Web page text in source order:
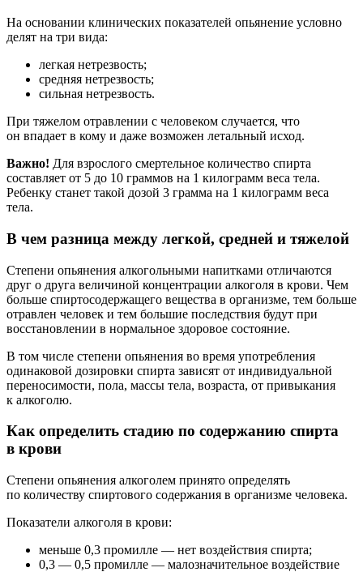
На основании клинических показателей опьянение условно
делят на три вида:
легкая нетрезвость;
средняя нетрезвость;
сильная нетрезвость.
При тяжелом отравлении с человеком случается, что
он впадает в кому и даже возможен летальный исход.
Важно! Для взрослого смертельное количество спирта
составляет от 5 до 10 граммов на 1 килограмм веса тела.
Ребенку станет такой дозой 3 грамма на 1 килограмм веса
тела.
В чем разница между легкой, средней и тяжелой
Степени опьянения алкогольными напитками отличаются
друг о друга величиной концентрации алкоголя в крови. Чем
больше спиртосодержащего вещества в организме, тем больше
отравлен человек и тем большие последствия будут при
восстановлении в нормальное здоровое состояние.
В том числе степени опьянения во время употребления
одинаковой дозировки спирта зависят от индивидуальной
переносимости, пола, массы тела, возраста, от привыкания
к алкоголю.
Как определить стадию по содержанию спирта
в крови
Степени опьянения алкоголем принято определять
по количеству спиртового содержания в организме человека.
Показатели алкоголя в крови:
меньше 0,3 промилле — нет воздействия спирта;
0,3 — 0,5 промилле — малозначительное воздействие